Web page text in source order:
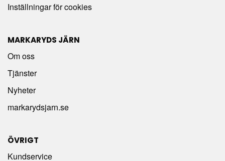
Inställningar för cookies
MARKARYDS JÄRN
Om oss
Tjänster
Nyheter
markarydsjarn.se
ÖVRIGT
Kundservice